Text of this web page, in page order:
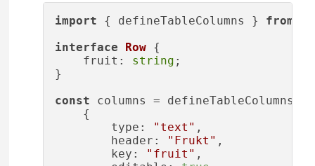
import { defineTableColumns } from
interface
Row {
fruit : string ;
}
const columns = defineTableColumns<
    {
type : "text" ,
header : "Frukt" ,
key : "fruit" ,